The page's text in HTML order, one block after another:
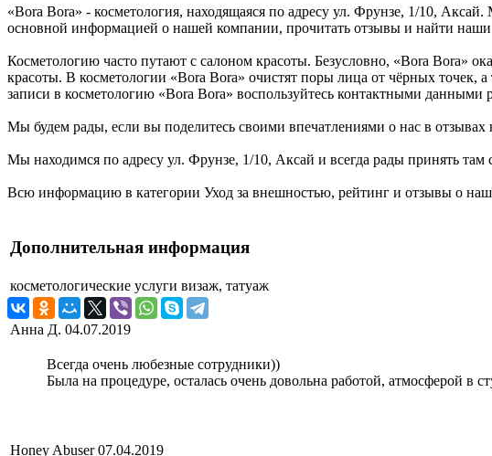
«Bora Bora» - косметология, находящаяся по адресу ул. Фрунзе, 1/10,
основной информацией о нашей компании, прочитать отзывы и найти
Косметологию часто путают с салоном красоты. Безусловно, «Bora Bora»
красоты. В косметологии «Bora Bora» очистят поры лица от чёрных точек,
записи в косметологию «Bora Bora» воспользуйтесь контактными
Мы будем рады, если вы поделитесь своими впечатлениями о нас в
Мы находимся по адресу ул. Фрунзе, 1/10, Аксай и всегда рады принять там
Всю информацию в категории Уход за внешностью, рейтинг и отзывы о
Дополнительная информация
косметологические услуги визаж, татуаж
Анна Д. 04.07.2019
Всегда очень любезные сотрудники))
Была на процедуре, осталась очень довольна работой, атмосферой в
Honey Abuser 07.04.2019